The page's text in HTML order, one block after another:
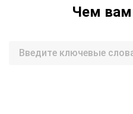
Чем